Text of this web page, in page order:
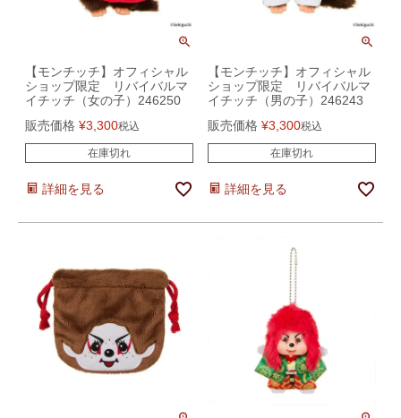
【モンチッチ】オフィシャル
ショップ限定 リバイバルマ
イチッチ（女の子）246250
販売価格 ¥3,300税込
在庫切れ
詳細を見る
【モンチッチ】オフィシャル
ショップ限定 リバイバルマ
イチッチ（男の子）246243
販売価格 ¥3,300税込
在庫切れ
詳細を見る